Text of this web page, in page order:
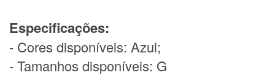
Especificações:
- Cores disponíveis: Azul;
- Tamanhos disponíveis: G